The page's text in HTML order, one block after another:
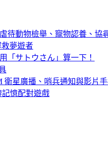
動物檢舉、寵物認養、協尋
救夢遊者
「サトウさん」算一下！
衛星廣播、哨兵通知與影片
記憶配對遊戲